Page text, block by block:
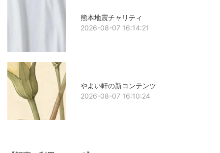
熊本地震チャリティ
2026-08-07 16:14:21
やよい軒の新コンテンツ
2026-08-07 16:10:24